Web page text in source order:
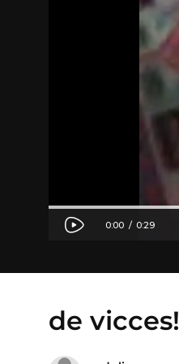
de vicces!